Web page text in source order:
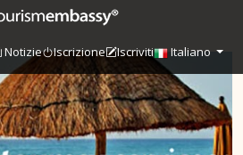
Notizie Iscrizione Iscriviti Italiano